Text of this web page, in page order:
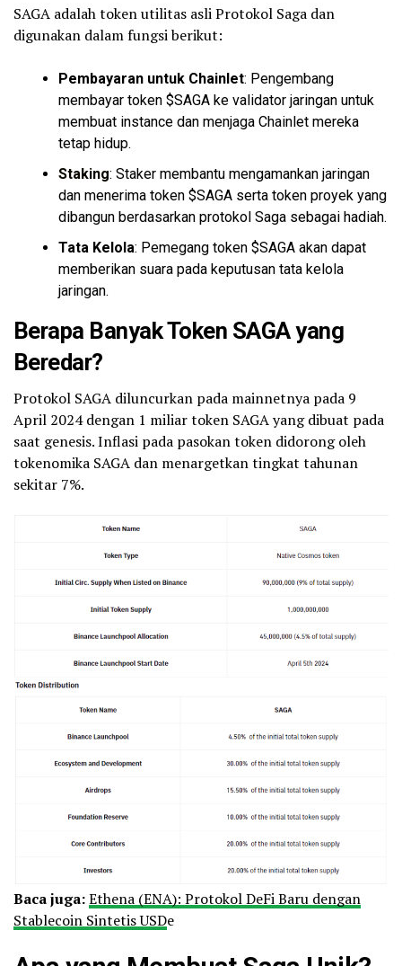
SAGA adalah token utilitas asli Protokol Saga dan
digunakan dalam fungsi berikut:
Pembayaran untuk Chainlet: Pengembang
membayar token $SAGA ke validator jaringan untuk
membuat instance dan menjaga Chainlet mereka
tetap hidup.
Staking: Staker membantu mengamankan jaringan
dan menerima token $SAGA serta token proyek yang
dibangun berdasarkan protokol Saga sebagai hadiah.
Tata Kelola: Pemegang token $SAGA akan dapat
memberikan suara pada keputusan tata kelola
jaringan.
Berapa Banyak Token SAGA yang
Beredar?
Protokol SAGA diluncurkan pada mainnetnya pada 9
April 2024 dengan 1 miliar token SAGA yang dibuat pada
saat genesis. Inflasi pada pasokan token didorong oleh
tokenomika SAGA dan menargetkan tingkat tahunan
sekitar 7%.
Baca juga:Ethena (ENA): Protokol DeFi Baru dengan
Stablecoin Sintetis USDe